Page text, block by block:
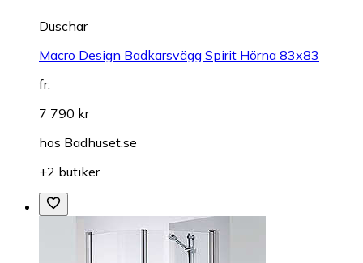
Duschar
Macro Design Badkarsvägg Spirit Hörna 83x83
fr.
7 790 kr
hos Badhuset.se
+2 butiker